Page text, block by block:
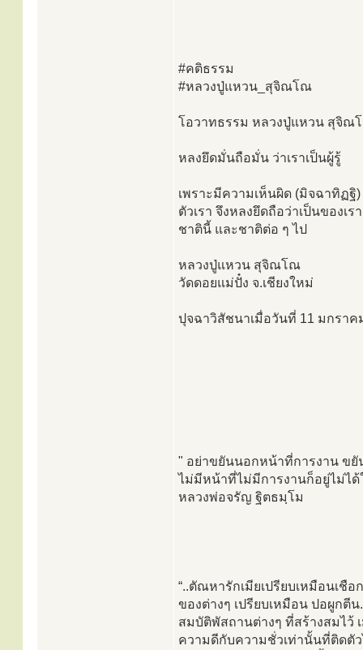
#คติธรรม
#หลวงปู่แหวน_สุจิณโณ
โอวาทธรรม หลวงปู่แหวน สุจิณ
หลงยึดมั่นถือมั่น ว่าเราเป็นผู้รู้
เพราะมีความเห็นผิด (มิจฉาทิฏฐิ
ตัวเรา จึงหลงยึดถือว่าเป็นของเ
ชาตินี้ และชาติต่อ ๆ ไป
หลวงปู่แหวน สุจิณโณ
วัดดอยแม่ปั๋ง จ.เชียงใหม่
ปุจฉาวิสัชนาเมื่อวันที่ 11 มกราค
" อย่าขยันนอกหน้าที่การงาน ขยั
ไม่มีหน้าที่ไม่มีการงานก็อยู่ไม่ไ
หลวงพ่อจรัญ ฐิตธมฺโม
“..ตัณหารักเมียเปรียบเหมือนเ
ของต่างๆ เปรียบเหมือน ปอผูกตีน
สมบัติพัสถานต่างๆ ที่สร้างสมไว้
ความดีกับความชั่วเท่านั้นที่ติดตั